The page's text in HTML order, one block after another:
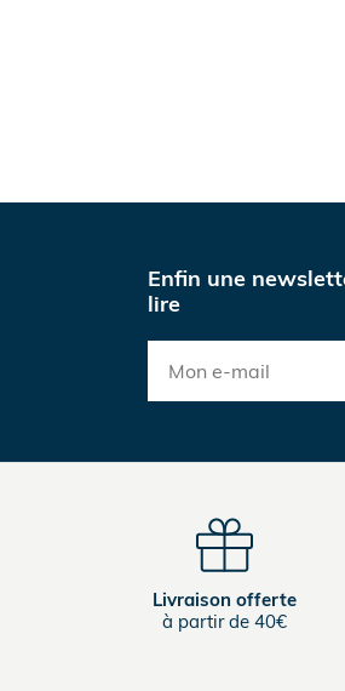
Enfin une
lire
Livraison offerte
à partir de 40€